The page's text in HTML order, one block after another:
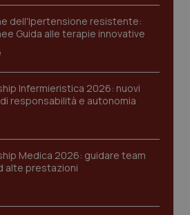
dell'Ipertensione resistente:
Guida alle terapie innovative
Infermieristica 2026: nuovi
responsabilità e autonomia
Medica 2026: guidare team
alte prestazioni